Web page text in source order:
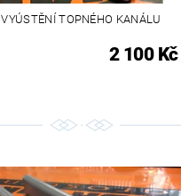
VYÚSTĚNÍ TOPNÉHO KANÁLU
2 100 Kč